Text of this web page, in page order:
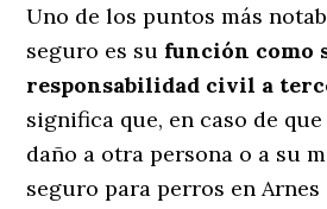
Uno de los puntos más
seguro es su función como
responsabilidad civil a
significa que, en caso de
daño a otra persona o a su
seguro para perros en